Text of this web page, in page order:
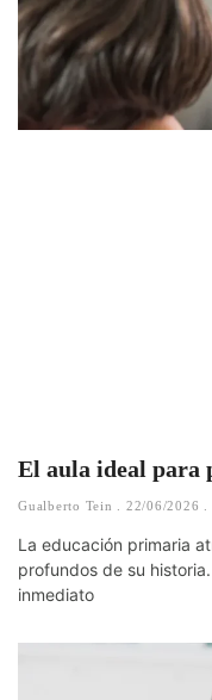
El aula ideal para
Gualberto Tein 22/06/2026
La educación primaria
profundos de su
inmediato